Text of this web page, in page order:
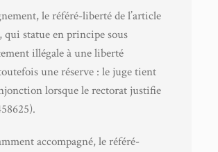
le référé-liberté de l’article
qui statue en principe sous
illégale à une liberté
une réserve : le juge tient
lorsque le rectorat justifie
accompagné, le référé-